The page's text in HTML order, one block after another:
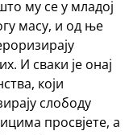
му се у младој
масу, и од ње
И сваки је онај
који
слободу
просвјете, а